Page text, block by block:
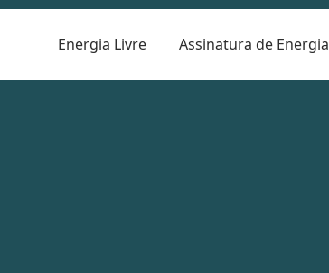
Energia Livre Assinatura de Energia